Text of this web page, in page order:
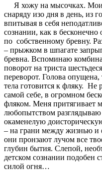
Я хожу на мысочках.
снаряду изо дня в день, из
впитывая в себя
сознании, как в бесконечно
по собственному бревну.
– прыжком в шпагате
бревна. Вспоминаю
поворот на триста
переворот. Голова опущена,
тела готовится к фляку. Не
самой себе, в огромном
фляком. Меня притягивает
любопытством
окаменелую
– на грани между жизнью и
они пронзают лучом все
глубин бытия. Слепой,
детском сознании подобен
силой огня…